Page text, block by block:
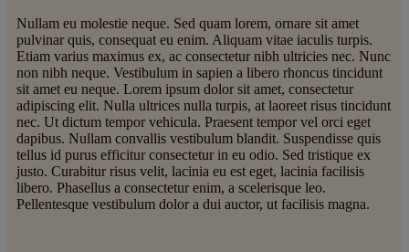
Nullam eu molestie neque. Sed quam lorem, ornare sit amet
pulvinar quis, consequat eu enim. Aliquam vitae iaculis turpis.
Etiam varius maximus ex, ac consectetur nibh ultricies nec. Nunc
non nibh neque. Vestibulum in sapien a libero rhoncus tincidunt
sit amet eu neque. Lorem ipsum dolor sit amet, consectetur
adipiscing elit. Nulla ultrices nulla turpis, at laoreet risus tincidunt
nec. Ut dictum tempor vehicula. Praesent tempor vel orci eget
dapibus. Nullam convallis vestibulum blandit. Suspendisse quis
tellus id purus efficitur consectetur in eu odio. Sed tristique ex
justo. Curabitur risus velit, lacinia eu est eget, lacinia facilisis
libero. Phasellus a consectetur enim, a scelerisque leo.
Pellentesque vestibulum dolor a dui auctor, ut facilisis magna.